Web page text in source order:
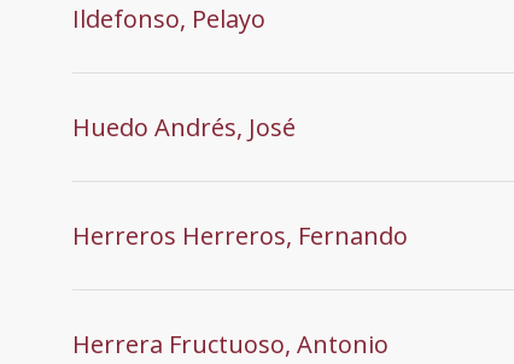
Ildefonso, Pelayo
Huedo Andrés, José
Herreros Herreros, Fernando
Herrera Fructuoso, Antonio